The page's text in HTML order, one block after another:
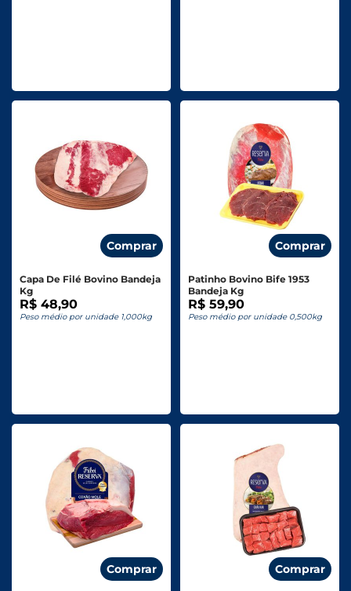
Comprar
Capa De Filé Bovino Bandeja
Kg
R$ 48,90
Peso médio por unidade 1,000kg
Comprar
Patinho Bovino Bife 1953
Bandeja Kg
R$ 59,90
Peso médio por unidade 0,500kg
Comprar Comprar